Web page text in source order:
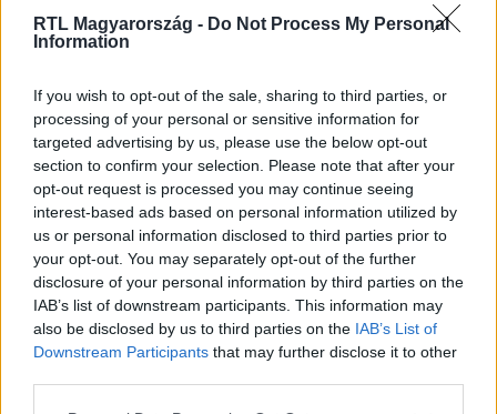
RTL Magyarország - Do Not Process My Personal
Information
If you wish to opt-out of the sale, sharing to third parties, or
processing of your personal or sensitive information for
targeted advertising by us, please use the below opt-out
section to confirm your selection. Please note that after your
opt-out request is processed you may continue seeing
interest-based ads based on personal information utilized by
us or personal information disclosed to third parties prior to
your opt-out. You may separately opt-out of the further
disclosure of your personal information by third parties on the
IAB’s list of downstream participants. This information may
also be disclosed by us to third parties on the IAB’s List of
Downstream Participants that may further disclose it to other
Nyerő Páros
2025. szeptember 17. 9:12
„Kulcsár Edina az ágyban egy állat” – G.w.M titkos